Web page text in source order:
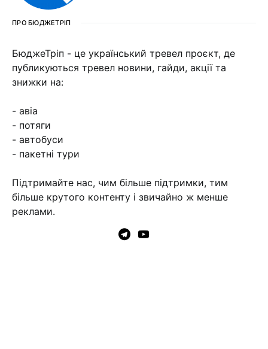
ПРО БЮДЖЕТРІП
БюджеТріп - це український тревел проєкт, де
публикуються тревел новини, гайди, акції та
знижки на:
- авіа
- потяги
- автобуси
- пакетні тури
Підтримайте нас, чим більше підтримки, тим
більше крутого контенту і звичайно ж менше
реклами.